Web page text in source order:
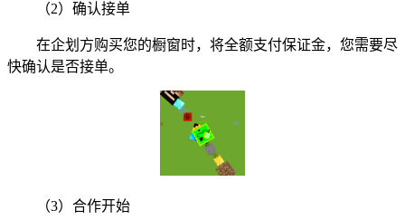
（2）确认接单
在企划方购买您的橱窗时，将全额支付保证金，您需要尽
快确认是否接单。
（3）合作开始